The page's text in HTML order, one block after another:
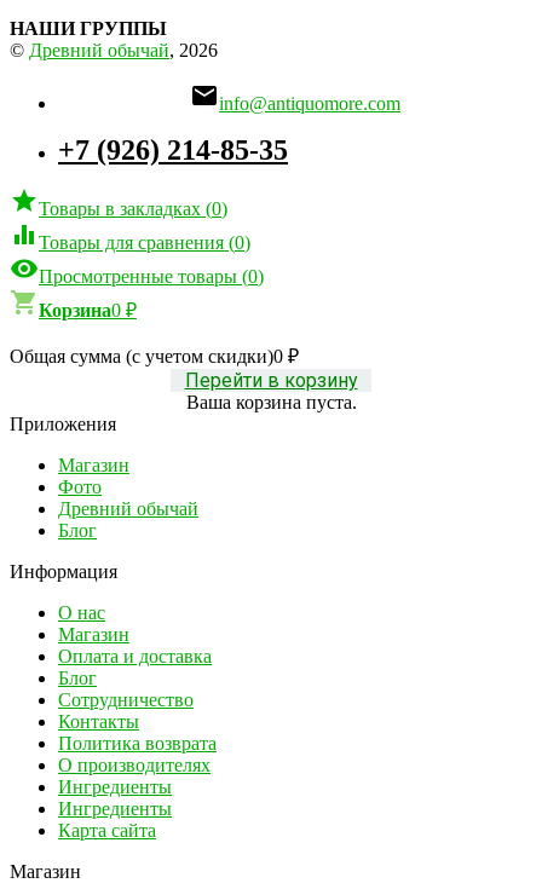
НАШИ ГРУППЫ
© Древний обычай, 2026
info@antiquomore.com
+7 (926) 214-85-35
Товары в закладках (0)
 Товары для сравнения (0)
Просмотренные товары (0)
Корзина0 ₽
Общая сумма (с учетом скидки)0 ₽
Перейти в корзину
Ваша корзина пуста.
Приложения
Магазин
Фото
Древний обычай
Блог
Информация
О нас
Магазин
Оплата и доставка
Блог
Сотрудничество
Контакты
Политика возврата
О производителях
Ингредиенты
Ингредиенты
Карта сайта
Магазин